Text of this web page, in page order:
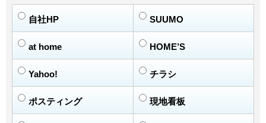
自社HP SUUMO
at home HOME’S
Yahoo! チラシ
ポスティング 現地看板